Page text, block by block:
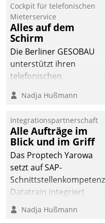
Cockpit für telefonischen
Mieterservice
Alles auf dem
Schirm
Die Berliner GESOBAU
unterstützt ihren
telefonischen
digitalen Cockpit, das
passende Fragen und
Schlagworte auswirft.
Eine intuitive
Dialogführung ermöglicht
dem externen
Serviceteam, Anrufe von
Mietenden zügiger und
effizienter zu bearbeiten.
Nadja Hußmann
Integrationspartnerschaft
Alle Aufträge im
Blick und im Griff
Das Proptech Yarowa
setzt auf SAP-
Datatrain integriert
Yarowas Portal zur
Vergabe und Verwaltung
Nadja Hußmann